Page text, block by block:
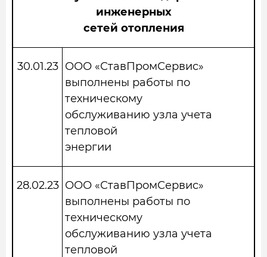
инженерных
сетей отопления
30.01.23 ООО «СтавПромСервис»
выполнены работы по
техническому
обслуживанию узла учета
тепловой
энергии
28.02.23 ООО «СтавПромСервис»
выполнены работы по
техническому
обслуживанию узла учета
тепловой